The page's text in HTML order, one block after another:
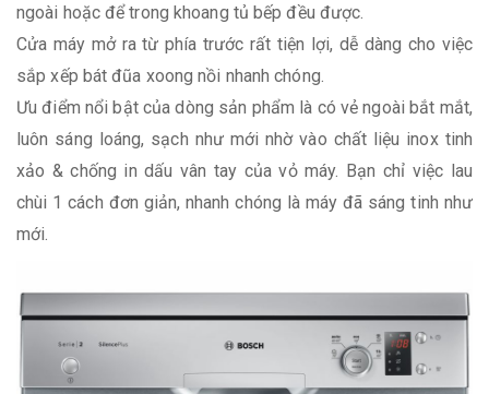
ngoài hoặc để trong khoang tủ bếp đều được.
Cửa máy mở ra từ phía trước rất tiện lợi, dễ dàng cho việc
sắp xếp bát đũa xoong nồi nhanh chóng.
Ưu điểm nổi bật của dòng sản phẩm là có vẻ ngoài bắt mắt,
luôn sáng loáng, sạch như mới nhờ vào chất liệu inox tinh
xảo & chống in dấu vân tay của vỏ máy. Bạn chỉ việc lau
chùi 1 cách đơn giản, nhanh chóng là máy đã sáng tinh như
mới.